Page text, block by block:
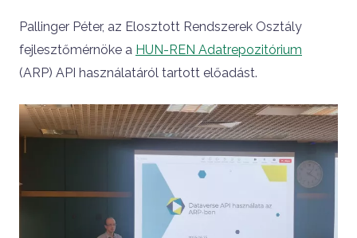
Pallinger Péter, az Elosztott Rendszerek Osztály
fejlesztőmérnöke a HUN-REN Adatrepozitórium
(ARP) API használatáról tartott előadást.